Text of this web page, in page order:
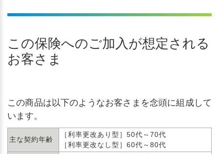
この保険へのご加入が想定される
お客さま
この商品は以下のようなお客さまを念頭に組成して
います。
主な契約年齢
［利率更改あり型］50代～70代
［利率更改なし型］60代～80代